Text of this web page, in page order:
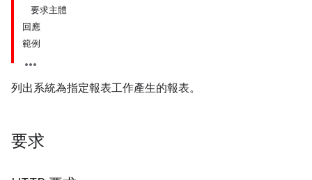
要求主體
回應
範例
列出系統為指定報表工作產生的報表。
要求